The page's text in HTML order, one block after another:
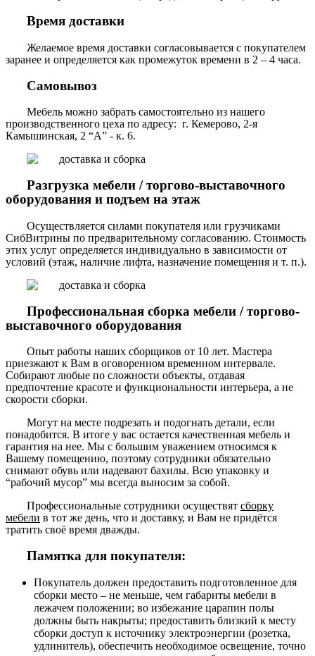
Время доставки
Желаемое время доставки согласовывается с покупателем
заранее и определяется как промежуток времени в 2 – 4 часа.
Самовывоз
Мебель можно забрать самостоятельно из нашего
производственного цеха по адресу: г. Кемерово, 2-я
Камышинская, 2 “А” - к. 6.
Разгрузка мебели / торгово-выставочного
оборудования и подъем на этаж
Осуществляется силами покупателя или грузчиками
СибВитрины по предварительному согласованию. Стоимость
этих услуг определяется индивидуально в зависимости от
условий (этаж, наличие лифта, назначение помещения и т. п.).
Профессиональная сборка мебели / торгово-
выставочного оборудования
Опыт работы наших сборщиков от 10 лет. Мастера
приезжают к Вам в оговоренном временном интервале.
Собирают любые по сложности объекты, отдавая
предпочтение красоте и функциональности интерьера, а не
скорости сборки.
Могут на месте подрезать и подогнать детали, если
понадобится. В итоге у вас остается качественная мебель и
гарантия на нее. Мы с большим уважением относимся к
Вашему помещению, поэтому сотрудники обязательно
снимают обувь или надевают бахилы. Всю упаковку и
“рабочий мусор” мы всегда выносим за собой.
Профессиональные сотрудники осуществят сборку
мебели в тот же день, что и доставку, и Вам не придётся
тратить своё время дважды.
Памятка для покупателя:
Покупатель должен предоставить подготовленное для
сборки место – не меньше, чем габариты мебели в
лежачем положении; во избежание царапин полы
должны быть накрыты; предоставить близкий к месту
сборки доступ к источнику электроэнергии (розетка,
удлинитель), обеспечить необходимое освещение, точно